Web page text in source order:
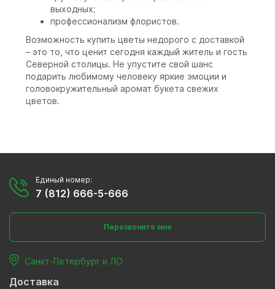
выходных;
профессионализм флористов.
Возможность купить цветы недорого с доставкой
– это то, что ценит сегодня каждый житель и гость
Северной столицы. Не упустите свой шанс
подарить любимому человеку яркие эмоции и
головокружительный аромат букета свежих
цветов.
Единый номер:
7 (812) 666-5-666
Перезвоните мне
Санкт-Петербург и ЛО
Доставка